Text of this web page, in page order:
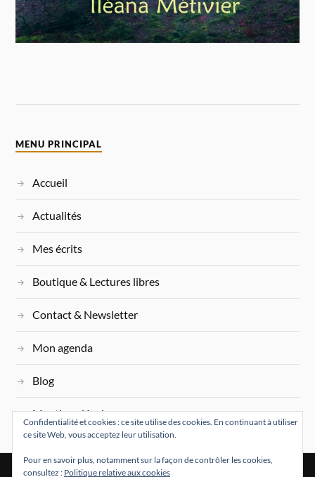
MENU PRINCIPAL
Accueil
Actualités
Mes écrits
Boutique & Lectures libres
Contact & Newsletter
Mon agenda
Blog
Mentions légales
Confidentialité et cookies : ce site utilise des cookies. En continuant à utiliser
ce site Web, vous acceptez leur utilisation.
Pour en savoir plus, notamment sur la façon de contrôler les cookies,
consultez : Politique relative aux cookies